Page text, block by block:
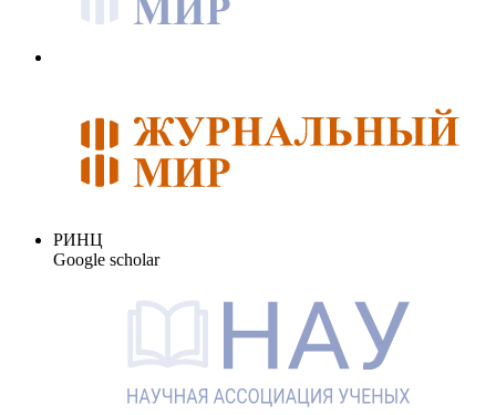
РИНЦ
Google scholar